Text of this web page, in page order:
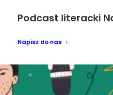
Podcast literacki
Napisz do nas